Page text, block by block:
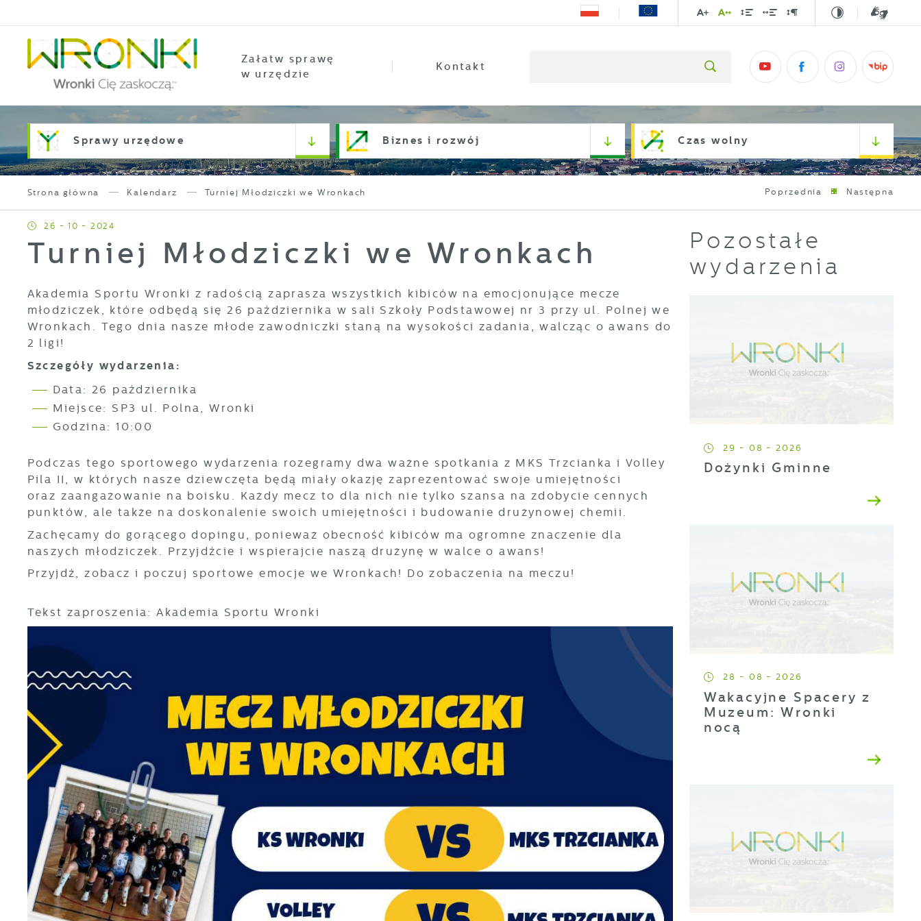
Załatw sprawę
w urzędzie
Kontakt
Sprawy urzędowe Biznes i rozwój Czas wolny
Strona główna Kalendarz Turniej Młodziczki we Wronkach Poprzednia Następna
26 - 10 - 2024
Turniej Młodziczki we Wronkach
Akademia Sportu Wronki z radością zaprasza wszystkich kibiców na emocjonujące mecze
młodziczek, które odbędą się 26 października w sali Szkoły Podstawowej nr 3 przy ul. Polnej we
Wronkach. Tego dnia nasze młode zawodniczki staną na wysokości zadania, walcząc o awans do
2 ligi!
Szczegóły wydarzenia:
Data: 26 października
Miejsce: SP3 ul. Polna, Wronki
Godzina: 10:00
Podczas tego sportowego wydarzenia rozegramy dwa ważne spotkania z MKS Trzcianka i Volley
Pila II, w których nasze dziewczęta będą miały okazję zaprezentować swoje umiejętności
oraz zaangażowanie na boisku. Każdy mecz to dla nich nie tylko szansa na zdobycie cennych
punktów, ale także na doskonalenie swoich umiejętności i budowanie drużynowej chemii.
Zachęcamy do gorącego dopingu, ponieważ obecność kibiców ma ogromne znaczenie dla
naszych młodziczek. Przyjdźcie i wspierajcie naszą drużynę w walce o awans!
Przyjdź, zobacz i poczuj sportowe emocje we Wronkach! Do zobaczenia na meczu!
Tekst zaproszenia: Akademia Sportu Wronki
Pozostałe
wydarzenia
29 - 08 - 2026
Dożynki Gminne
28 - 08 - 2026
Wakacyjne Spacery z
Muzeum: Wronki
nocą
Szanujemy Twoją prywatność. Możesz zmienić ustawienia
cookies lub zaakceptować je wszystkie. W dowolnym momencie
możesz dokonać zmiany swoich ustawień.
Niezbędne pliki cookies służą do prawidłowego funkcjonowania